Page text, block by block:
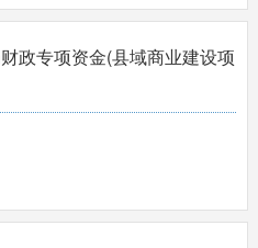
政专项资金(县域商业建设项